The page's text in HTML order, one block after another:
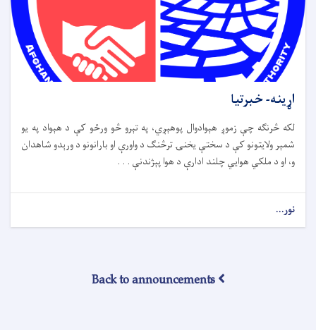
اړینه- خبرتیا
لکه څرنګه چې زموږ هېوادوال پوهېږي، په تېرو څو ورځو کې د هېواد په یو
شمېر ولایتونو کې د سختې یخنۍ ترڅنګ د واورې او بارانونو د ورېدو شاهدان
و، او د ملکي هوايي چلند ادارې د هوا پېژندنې . . .
نور...
Back to announcements